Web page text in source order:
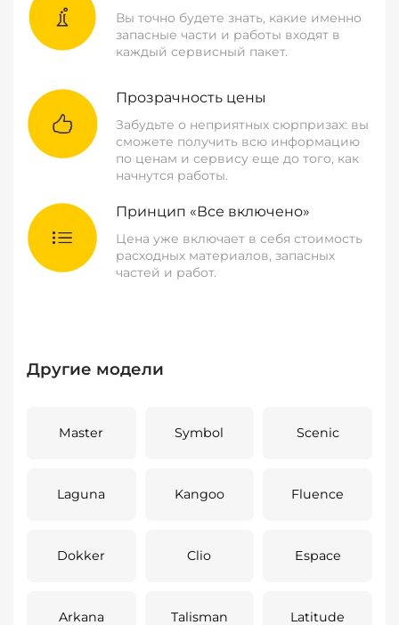
Вы точно будете знать, какие именно
запасные части и работы входят в
каждый сервисный пакет.
Прозрачность цены
Забудьте о неприятных сюрпризах: вы
сможете получить всю информацию
по ценам и сервису еще до того, как
начнутся работы.
Принцип «Все включено»
Цена уже включает в себя стоимость
расходных материалов, запасных
частей и работ.
Другие модели
Master Symbol Scenic
Laguna Kangoo Fluence
Dokker Clio Espace
Arkana Talisman Latitude